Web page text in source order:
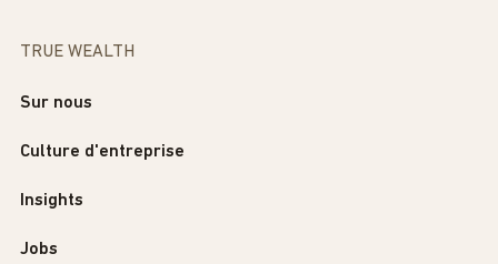
TRUE WEALTH
Sur nous
Culture d'entreprise
Insights
Jobs